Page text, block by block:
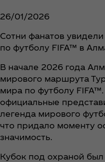
26/01/2026
Сотни фанатов
по футболу FIFA™ в
В начале 2026 года
мирового маршрута
мира по футболу
официальные
легенда мирового
что придало моменту
значимость.
Кубок под охраной